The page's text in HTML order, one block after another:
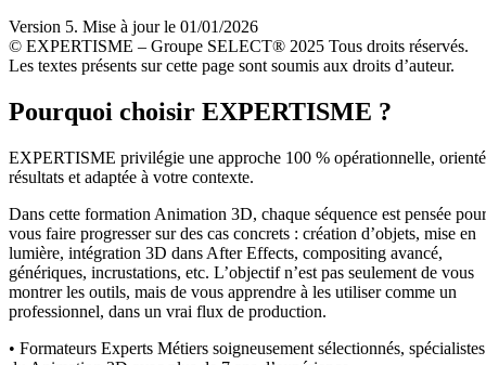
Version 5. Mise à jour le 01/01/2026
© EXPERTISME – Groupe SELECT® 2025 Tous droits réservés.
Les textes présents sur cette page sont soumis aux droits d’auteur.
Pourquoi choisir EXPERTISME ?
EXPERTISME privilégie une approche 100 % opérationnelle,
résultats et adaptée à votre contexte.
Dans cette formation Animation 3D, chaque séquence est pensée pour
vous faire progresser sur des cas concrets : création d’objets, mise en
lumière, intégration 3D dans After Effects, compositing avancé,
génériques, incrustations, etc. L’objectif n’est pas seulement de vous
montrer les outils, mais de vous apprendre à les utiliser comme un
professionnel, dans un vrai flux de production.
• Formateurs Experts Métiers soigneusement sélectionnés, spécialistes